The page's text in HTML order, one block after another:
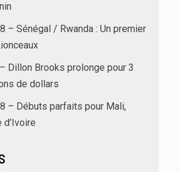
– Sénégal / Rwanda : Un premier
Dillon Brooks prolonge pour 3
de dollars
– Débuts parfaits pour Mali,
d’Ivoire